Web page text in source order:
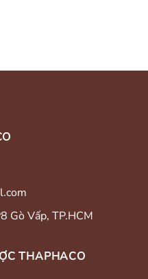
Gò Vấp, TP.HCM
THAPHACO